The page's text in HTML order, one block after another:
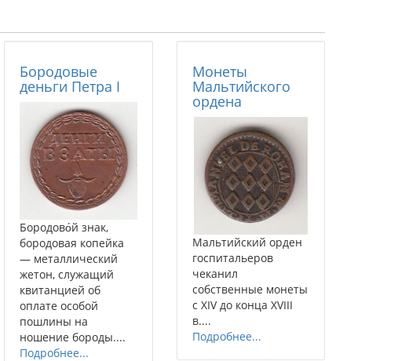
Бородовые
деньги Петра I
Бородово́й знак,
бородовая копейка
— металлический
жетон, служащий
квитанцией об
оплате особой
пошлины на
ношение бороды....
Подробнее...
Монеты
Мальтийского
ордена
Мальтийский орден
госпитальеров
чеканил
собственные монеты
с XIV до конца XVIII
в....
Подробнее...